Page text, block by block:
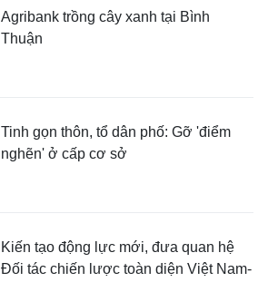
Agribank trồng cây xanh tại Bình
Thuận
Tinh gọn thôn, tổ dân phố: Gỡ 'điểm
nghẽn' ở cấp cơ sở
Kiến tạo động lực mới, đưa quan hệ
Đối tác chiến lược toàn diện Việt Nam-